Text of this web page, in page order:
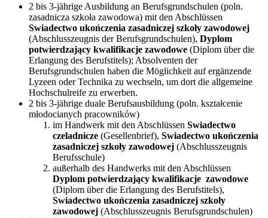
2 bis 3-jährige Ausbildung an Berufsgrundschulen (poln.
zasadnicza szkoła zawodowa) mit den Abschlüssen
Swiadectwo ukończenia zasadniczej szkoły zawodowej
(Abschlusszeugnis der Berufsgrundschulen), Dyplom
potwierdzający kwalifikacje zawodowe (Diplom über die
Erlangung des Berufstitels); Absolventen der
Berufsgrundschulen haben die Möglichkeit auf ergänzende
Lyzeen oder Technika zu wechseln, um dort die allgemeine
Hochschulreife zu erwerben.
2 bis 3-jährige duale Berufsausbildung (poln. kształcenie
młodocianych pracowników)
im Handwerk mit den Abschlüssen Swiadectwo
czeladnicze (Gesellenbrief), Swiadectwo ukończenia
zasadniczej szkoły zawodowej (Abschlusszeugnis
Berufsschule)
außerhalb des Handwerks mit den Abschlüssen
Dyplom potwierdzający kwalifikacje zawodowe
(Diplom über die Erlangung des Berufstitels),
Swiadectwo ukończenia zasadniczej szkoły
zawodowej (Abschlusszeugnis Berufsgrundschulen)